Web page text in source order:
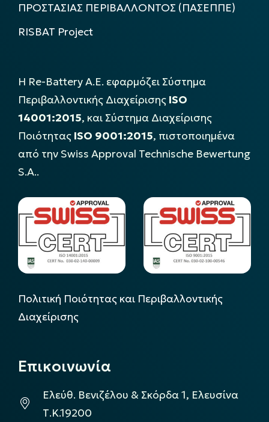
ΠΡΟΣΤΑΣΙΑΣ ΠΕΡΙΒΑΛΛΟΝΤΟΣ (ΠΑΣΕΠΠΕ)
RISBAT Project
Η Re-Battery Α.Ε. εφαρμόζει Σύστημα
Περιβαλλοντικής Διαχείρισης ISO
14001:2015, και Σύστημα Διαχείρισης
Ποιότητας ISO 9001:2015, πιστοποιημένα
από την Swiss Approval Technische Bewertung
S.A..
Πολιτική Ποιότητας και Περιβαλλοντικής
Διαχείρισης
Επικοινωνία
Ελεύθ. Βενιζέλου & Σκόρδα 1, Ελευσίνα
Τ.Κ.19200